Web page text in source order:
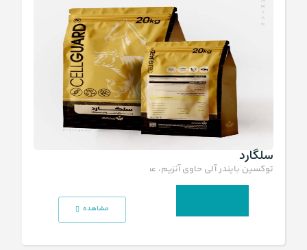
سلگارد
توکسین بایندر آلی حاوی آنزیم، عصاره و دیواره سلولی مخمر
مشاهده